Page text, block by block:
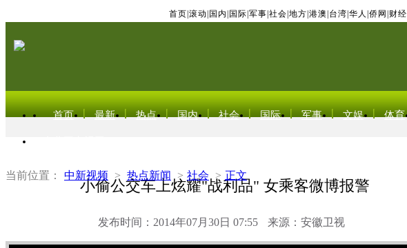
首页 滚动 国内 国际 军事 社会 地方 港澳 台湾 华人 侨网 财经
首页 最新 热点 国内 社会 国际 军事 文娱 体育
当前位置： 中新视频 > 热点新闻 > 社会 > 正文
小偷公交车上炫耀"战利品" 女乘客微博报警
发布时间：2014年07月30日 07:55 来源：安徽卫视